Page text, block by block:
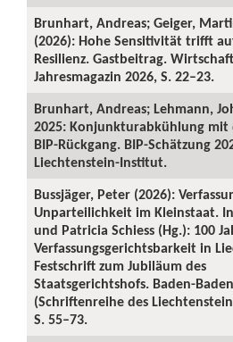
Brunhart, Andreas; Geiger,
(2026): Hohe Sensitivität trifft
Resilienz. Gastbeitrag.
Jahresmagazin 2026, S. 22–23.
Brunhart, Andreas; Lehmann,
2025: Konjunkturabkühlung mit
BIP-Rückgang. BIP-Schätzung
Liechtenstein-Institut.
Bussjäger, Peter (2026):
Unparteilichkeit im Kleinstaat.
und Patricia Schiess (Hg.): 100
Verfassungsgerichtsbarkeit in
Festschrift zum Jubiläum des
Staatsgerichtshofs. Baden-
(Schriftenreihe des
S. 55–73.